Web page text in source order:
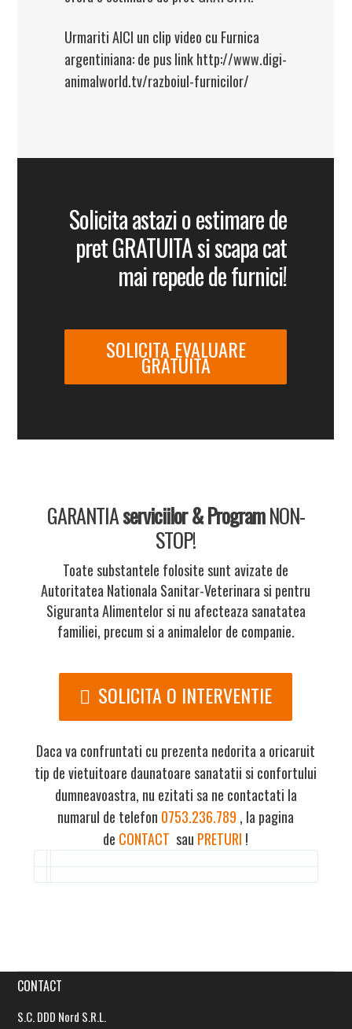
Urmariti AICI un clip video cu Furnica
argentiniana: de pus link http://www.digi-
animalworld.tv/razboiul-furnicilor/
Solicita astazi o estimare de
pret GRATUITA si scapa cat
mai repede de furnici!
SOLICITA EVALUARE
GRATUITA
GARANTIAserviciilor & ProgramNON-
STOP!
Toate substantele folosite sunt avizate de
Autoritatea Nationala Sanitar-Veterinara si pentru
Siguranta Alimentelor si nu afecteaza sanatatea
familiei, precum si a animalelor de companie.
SOLICITA O INTERVENTIE
Daca va confruntati cu prezenta nedorita a oricaruit
tip de vietuitoare daunatoare sanatatii si confortului
dumneavoastra, nu ezitati sa ne contactati la
numarul de telefon 0753.236.789 , la pagina
de CONTACT sau PRETURI !
CONTACT
S.C. DDD Nord S.R.L.